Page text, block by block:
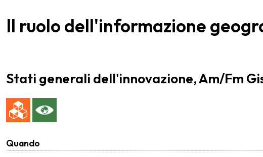
Il ruolo dell'informazione
Stati generali dell'innovazione, Am/Fm
Quando